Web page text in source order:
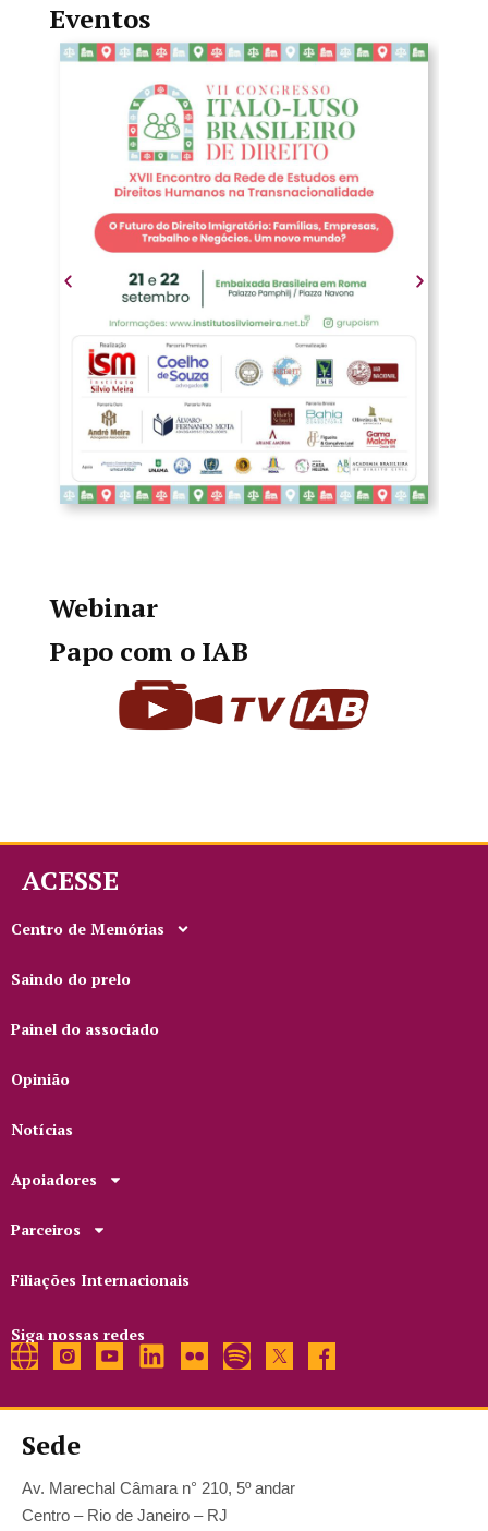
Eventos
Webinar
Papo com o IAB
ACESSE
Centro de Memórias
Saindo do prelo
Painel do associado
Opinião
Notícias
Apoiadores
Parceiros
Filiações Internacionais
Siga nossas redes
Sede
Av. Marechal Câmara n° 210, 5º andar
Centro – Rio de Janeiro – RJ